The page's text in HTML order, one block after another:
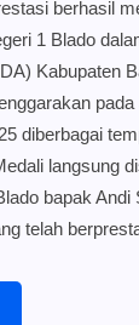
berhasil
1 Blado
Kabupaten
diberbagai
langsung
bapak Andi
telah